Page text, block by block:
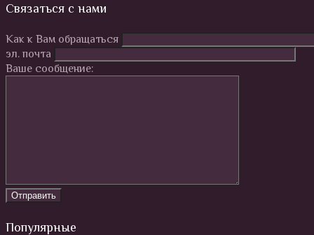
Связаться с нами
Как к Вам обращаться
эл. почта
Ваше сообщение:
Популярные